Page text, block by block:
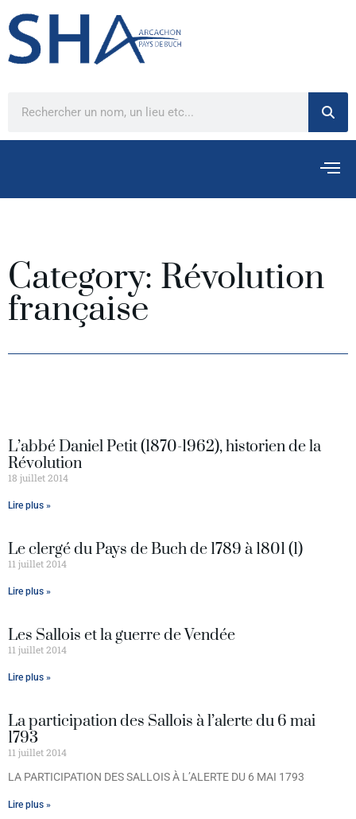
Category: Révolution
française
L’abbé Daniel Petit (1870-1962), historien de la
Révolution
18 juillet 2014
Lire plus »
Le clergé du Pays de Buch de 1789 à 1801 (1)
11 juillet 2014
Lire plus »
Les Sallois et la guerre de Vendée
11 juillet 2014
Lire plus »
La participation des Sallois à l’alerte du 6 mai
1793
11 juillet 2014
LA PARTICIPATION DES SALLOIS À L’ALERTE DU 6 MAI 1793
Lire plus »